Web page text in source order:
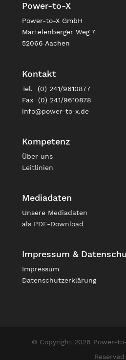
Power-to-X
Power-to-X GmbH
Martelenberger Weg 7
52066 Aachen
Kontakt
Tel. (0) 241/9610877
Fax (0) 241/9610878
info@power-to-x.de
Kompetenz
Über uns
Leitlinien
Mediadaten
Unsere Mediadaten
als PDF-Download
Impressum &
Impressum
Datenschutzerklärung
© Copyright 2026 Power-
Reserved